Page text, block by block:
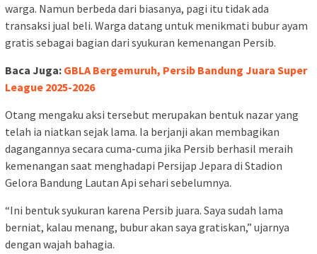
warga. Namun berbeda dari biasanya, pagi itu tidak ada
transaksi jual beli. Warga datang untuk menikmati bubur ayam
gratis sebagai bagian dari syukuran kemenangan Persib.
Baca Juga: GBLA Bergemuruh, Persib Bandung Juara Super
League 2025-2026
Otang mengaku aksi tersebut merupakan bentuk nazar yang
telah ia niatkan sejak lama. Ia berjanji akan membagikan
dagangannya secara cuma-cuma jika Persib berhasil meraih
kemenangan saat menghadapi Persijap Jepara di Stadion
Gelora Bandung Lautan Api sehari sebelumnya.
“Ini bentuk syukuran karena Persib juara. Saya sudah lama
berniat, kalau menang, bubur akan saya gratiskan,” ujarnya
dengan wajah bahagia.